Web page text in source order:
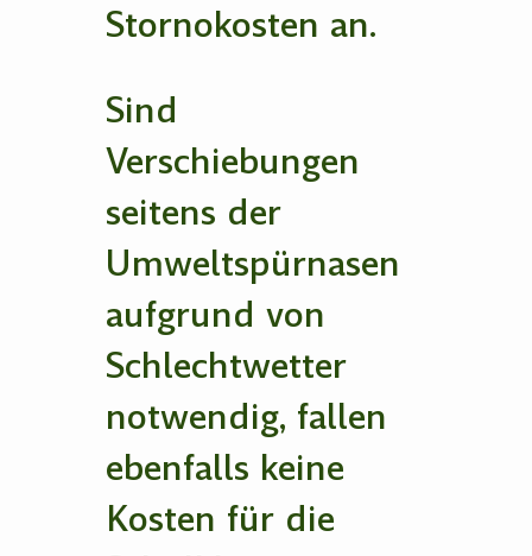
Stornokosten an.
Sind
Verschiebungen
seitens der
Umweltspürnasen
aufgrund von
Schlechtwetter
notwendig, fallen
ebenfalls keine
Kosten für die